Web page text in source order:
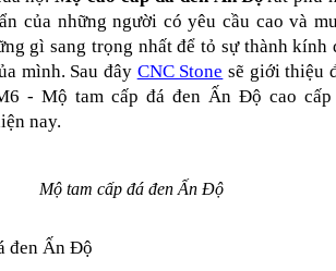
của những người có yêu cầu cao và
gì sang trọng nhất để tỏ sự thành kính
mình. Sau đây CNC Stone sẽ giới thiệu
- Mộ tam cấp đá đen Ấn Độ cao cấp
nay.
Mộ tam cấp đá đen Ấn Độ
đen Ấn Độ